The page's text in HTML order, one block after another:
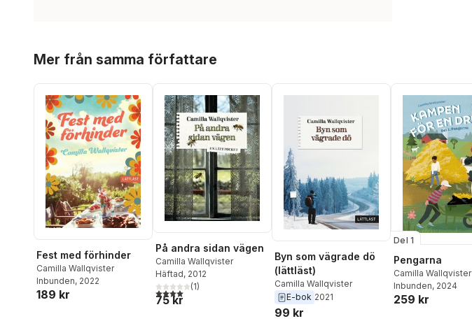
Mer från samma författare
Fest med förhinder
Camilla Wallqvister
Inbunden, 2022
189 kr
På andra sidan vägen
Camilla Wallqvister
Häftad, 2012
4,0utav 5 stjärnor. Totalt antal röster:
(1)
75 kr
Byn som vägrade dö
(lättläst)
Camilla Wallqvister
E-bok 2021
99 kr
Del 1
Pengarna
Camilla Wallqvister
Inbunden, 2024
259 kr